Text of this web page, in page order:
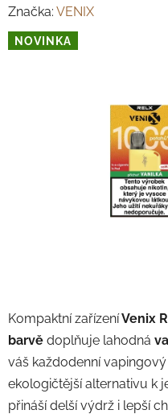
Kompaktní zařízeníVenix
barvě doplňuje lahodná
váš každodenní
ekologičtější alternativu k
přináší delší výdrž i lepší
Značka: VENIX
NOVINKA